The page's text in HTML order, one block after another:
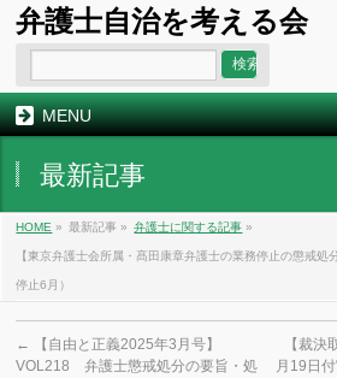
弁護士自治を考える会
MENU
最新記事
HOME » 最新記事 » 弁護士に関する記事 »
【東京弁護士会所属・髙田康章弁護士の業務停止の懲戒
停止6月）
←
【自由と正義2025年3月号】
VOL218 弁護士懲戒処分の要旨・処
【裁決
月19日